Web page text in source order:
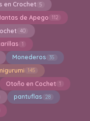
en Crochet 5
de Apego 112
40
1
Monederos 35
145
Otoño en Cochet 1
pantuflas 28